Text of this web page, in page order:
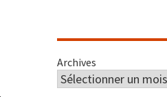
Archives